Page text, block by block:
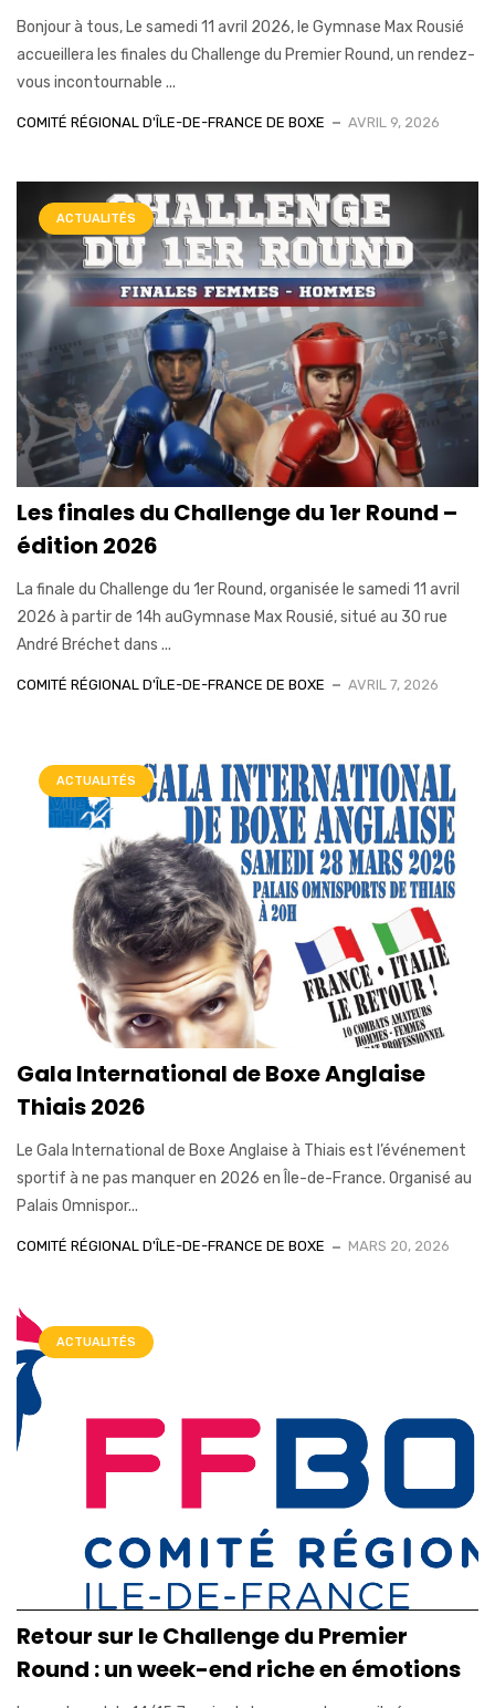
Bonjour à tous, Le samedi 11 avril 2026, le Gymnase Max Rousié
accueillera les finales du Challenge du Premier Round, un rendez-
vous incontournable ...
COMITÉ RÉGIONAL D'ÎLE-DE-FRANCE DE BOXE AVRIL 9, 2026
ACTUALITÉS
Les finales du Challenge du 1er Round –
édition 2026
La finale du Challenge du 1er Round, organisée le samedi 11 avril
2026 à partir de 14h auGymnase Max Rousié, situé au 30 rue
André Bréchet dans ...
COMITÉ RÉGIONAL D'ÎLE-DE-FRANCE DE BOXE AVRIL 7, 2026
ACTUALITÉS
Gala International de Boxe Anglaise
Thiais 2026
Le Gala International de Boxe Anglaise à Thiais est l’événement
sportif à ne pas manquer en 2026 en Île-de-France. Organisé au
Palais Omnispor...
COMITÉ RÉGIONAL D'ÎLE-DE-FRANCE DE BOXE MARS 20, 2026
ACTUALITÉS
Retour sur le Challenge du Premier
Round : un week-end riche en émotions